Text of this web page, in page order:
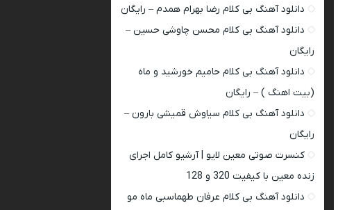
دانلود آهنگ بی کلام رضا بهرام همدم – رایگان
دانلود آهنگ بی کلام محسن چاوشی حسین –
رایگان
دانلود آهنگ بی کلام حامیم خورشید و ماه
(بیت اهنگ ) – رایگان
دانلود آهنگ بی کلام سیاوش قمیشی بارون –
رایگان
کنسرت صوتی معین لایو | آرشیو کامل اجرای
زنده معین با کیفیت 320 و 128
دانلود آهنگ بی کلام عرفان طهماسبی ماه مو